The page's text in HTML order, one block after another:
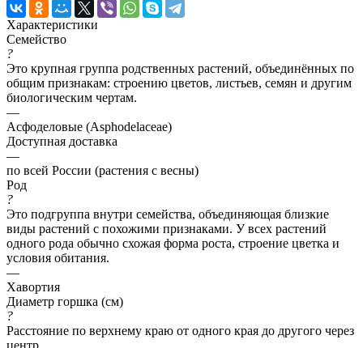
Характеристики
Семейство
?
Это крупная группа родственных растений, объединённых по
общим признакам: строению цветов, листьев, семян и другим
биологическим чертам.
—
Асфоделовые (Asphodelaceae)
Доступная доставка
—
по всей России (растения с весны)
Род
?
Это подгруппа внутри семейства, объединяющая близкие
виды растений с похожими признаками. У всех растений
одного рода обычно схожая форма роста, строение цветка и
условия обитания.
—
Хавортия
Диаметр горшка (см)
?
Расстояние по верхнему краю от одного края до другого через
центр